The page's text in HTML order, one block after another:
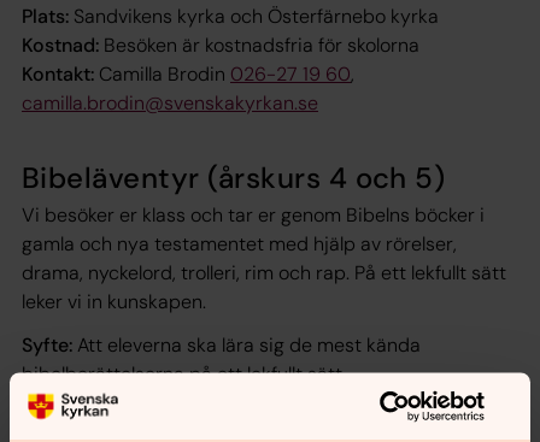
Plats: Sandvikens kyrka och Österfärnebo kyrka
Kostnad: Besöken är kostnadsfria för skolorna
Kontakt: Camilla Brodin 026-27 19 60,
camilla.brodin@svenskakyrkan.se
Bibeläventyr (årskurs 4 och 5)
Vi besöker er klass och tar er genom Bibelns böcker i
gamla och nya testamentet med hjälp av rörelser,
drama, nyckelord, trolleri, rim och rap. På ett lekfullt sätt
leker vi in kunskapen.
Syfte: Att eleverna ska lära sig de mest kända
bibelberättelserna på ett lekfullt sätt.
Tid:Varje testamente delas upp i 2 besök, kl. 8–11